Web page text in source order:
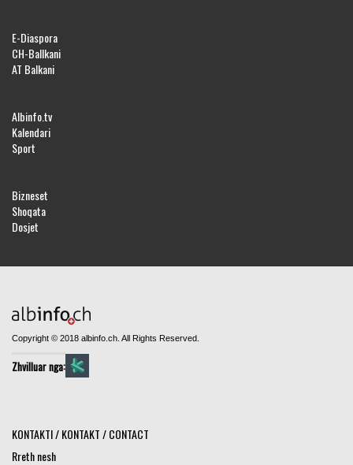
E-Diaspora
CH-Ballkani
AT Balkani
Albinfo.tv
Kalendari
Sport
Bizneset
Shoqata
Dosjet
Copyright © 2018 albinfo.ch. All Rights Reserved.
Zhvilluar nga:
KONTAKTI / KONTAKT / CONTACT
Rreth nesh